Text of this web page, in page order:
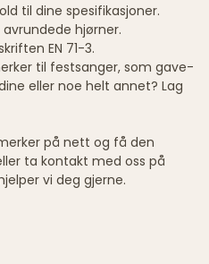
til dine spesifikasjoner.
hjørner.
EN 71-3.
til festsanger, som gave-
eller noe helt annet? Lag
på nett og få den
ta kontakt med oss på
vi deg gjerne.